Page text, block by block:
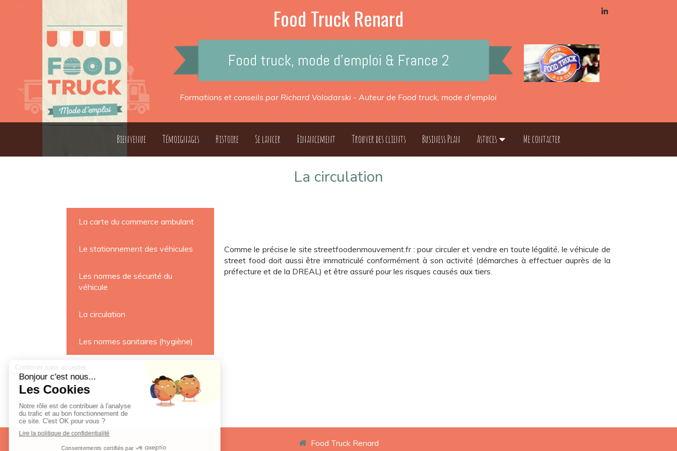
Bienvenue Témoignages Histoire Se lancer Financement Trouver des clients Business Plan Astuces Me contacter
Food Truck Renard
Food truck, mode d'emploi & France 2
​​Formations et conseils par Richard Volodarski - Auteur de Food truck, mode d'emploi
La circulation
La carte du commerce ambulant
Le stationnement des véhicules
Les normes de sécurité du
véhicule
La circulation
Les normes sanitaires (hygiène)
Comme le précise le site streetfoodenmouvement.fr : pour circuler et vendre en toute légalité, le véhicule de
street food doit aussi être immatriculé conformément à son activité (démarches à effectuer auprès de la
préfecture et de la DREAL) et être assuré pour les risques causés aux tiers.
Food Truck Renard